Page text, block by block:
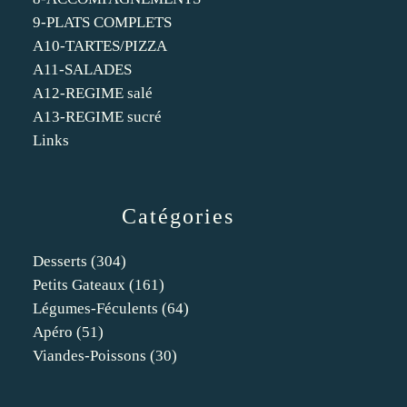
Catégories
Desserts (304)
Petits Gateaux (161)
Légumes-Féculents (64)
Apéro (51)
Viandes-Poissons (30)
9-PLATS COMPLETS
A10-TARTES/PIZZA
A11-SALADES
A12-REGIME salé
A13-REGIME sucré
Links